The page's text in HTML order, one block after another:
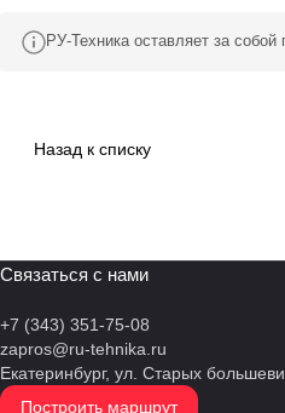
РУ-Техника оставляет за
Назад к списку
Связаться с нами
+7 (343) 351-75-08
zapros@ru-tehnika.ru
Екатеринбург, ул. Старых
Построить маршрут